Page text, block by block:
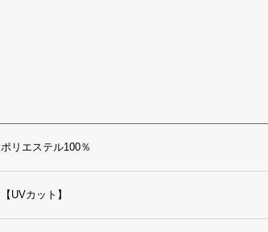
ポリエステル100％
【UVカット】